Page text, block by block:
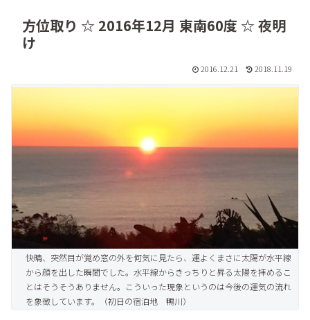
方位取り ☆ 2016年12月 東南60度 ☆ 夜明
け
2016.12.21 2018.11.19
快晴、突然目が覚め窓の外を何気に見たら、運よくまさに太陽が水平線
から顔を出した瞬間でした。水平線からきっちりと昇る太陽を拝めるこ
とはそうそうありません。こういった現象というのは今後の運気の流れ
を象徴しています。（初日の宿泊地 鴨川）